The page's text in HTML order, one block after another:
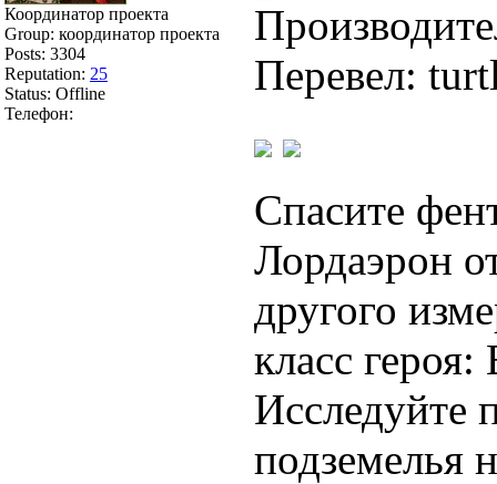
Координатор проекта
Group: координатор проекта
Posts: 3304
Reputation: 25
Status: Offline
Телефон:
Перевел:
Спасите
Лордаэрон
другого
класс
Исследуйте
подземелья